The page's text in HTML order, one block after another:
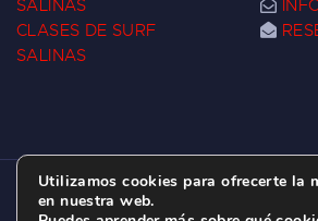
SALINAS
CLASES DE SURF
SALINAS
ESCUELA DE SURF LAS
Utilizamos cookies para ofrecerte la
en nuestra web.